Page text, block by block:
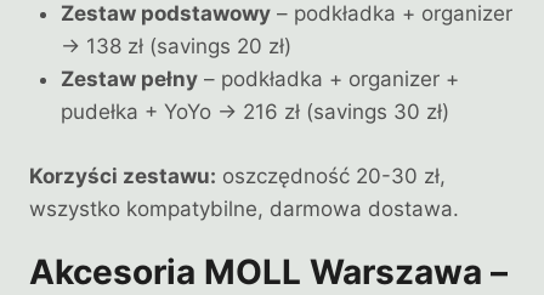
Zestaw podstawowy– podkładka + organizer
→ 138 zł (savings 20 zł)
Zestaw pełny– podkładka + organizer +
pudełka + YoYo → 216 zł (savings 30 zł)
Korzyści zestawu: oszczędność 20-30 zł,
wszystko kompatybilne, darmowa dostawa.
Akcesoria MOLL Warszawa –